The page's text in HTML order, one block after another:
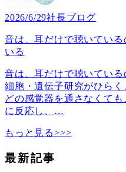
2026/6/29社長ブログ
音は、耳だけで聴いてい
いる
音は、耳だけで聴いてい
細胞・遺伝子研究がひら
どの感覚器を通さなくて
に反応し、 …
もっと見る>>>
最新記事